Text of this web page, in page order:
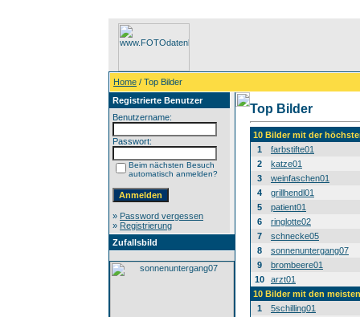
Home / Top Bilder
Registrierte Benutzer
Benutzername:
Passwort:
Beim nächsten Besuch
automatisch anmelden?
» Password vergessen
» Registrierung
Zufallsbild
Top Bilder
10 Bilder mit der
1
farbstifte01
2
katze01
3
weinfaschen01
4
grillhendl01
5
patient01
6
ringlotte02
7
schnecke05
8
sonnenuntergang07
9
brombeere01
10
arzt01
10 Bilder mit den
1
5schilling01